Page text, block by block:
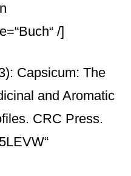
/]
Capsicum: The
and Aromatic
CRC Press.